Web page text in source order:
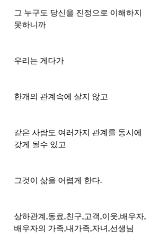
그 누구도 당신을 진정으로 이해하지
못하니까
우리는 게다가
한개의 관계속에 살지 않고
같은 사람도 여러가지 관계를 동시에
갖게 될수 있고
그것이 삶을 어렵게 한다.
상하관계,동료,친구,고객,이웃,배우자,
배우자의 가족,내가족,자녀,선생님